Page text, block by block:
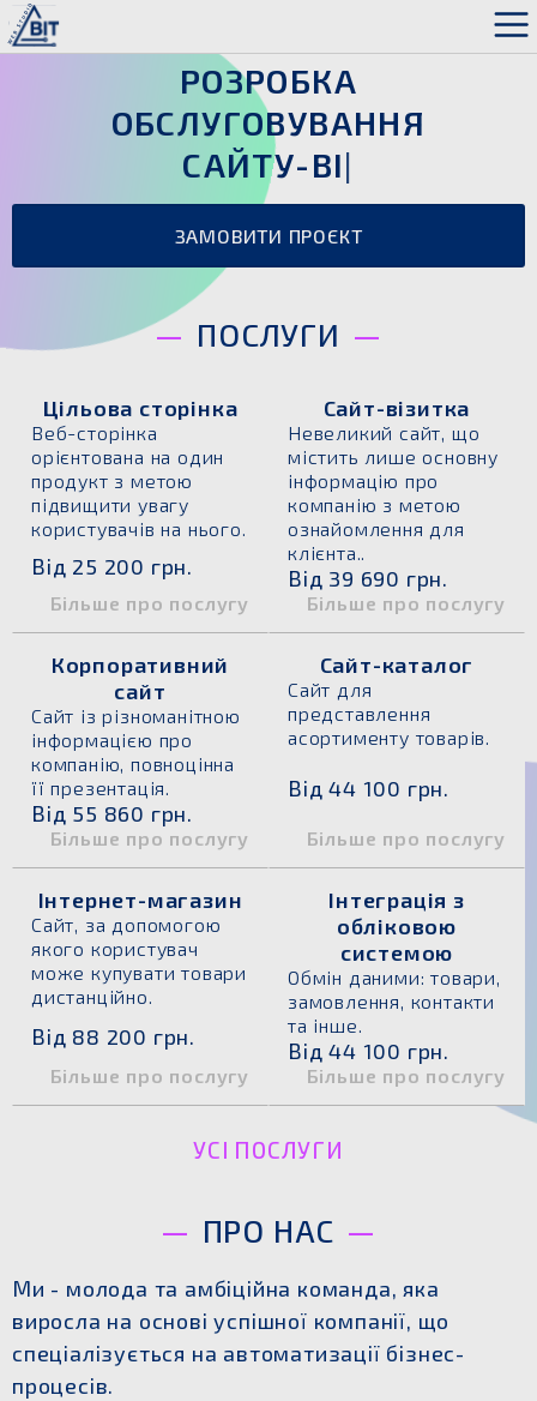
РОЗРОБКА
ОБСЛУГОВУВАННЯ
САЙТУ-ВІЗИ
ЗАМОВИТИ ПРОЄКТ
ПОСЛУГИ
Цільова сторінка
Веб-сторінка
орієнтована на один
продукт з метою
підвищити увагу
користувачів на нього.
Від 25 200 грн.
Більше про послугу
Сайт-візитка
Невеликий сайт, що
містить лише основну
інформацію про
компанію з метою
ознайомлення для
клієнта..
Від 39 690 грн.
Більше про послугу
Корпоративний
сайт
Сайт із різноманітною
інформацією про
компанію, повноцінна
її презентація.
Від 55 860 грн.
Більше про послугу
Сайт-каталог
Сайт для
представлення
асортименту товарів.
Від 44 100 грн.
Більше про послугу
Інтернет-магазин
Сайт, за допомогою
якого користувач
може купувати товари
дистанційно.
Від 88 200 грн.
Більше про послугу
Інтеграція з
обліковою
системою
Обмін даними: товари,
замовлення, контакти
та інше.
Від 44 100 грн.
Більше про послугу
УСІ ПОСЛУГИ
ПРО НАС
Ми - молода та амбіційна команда, яка
виросла на основі успішної компанії, що
спеціалізується на автоматизації бізнес-
процесів.